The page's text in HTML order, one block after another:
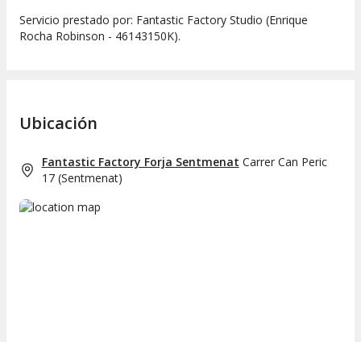
Servicio prestado por: Fantastic Factory Studio (Enrique
Rocha Robinson - 46143150K).
Ubicación
Fantastic Factory Forja Sentmenat Carrer Can Peric
17(Sentmenat)